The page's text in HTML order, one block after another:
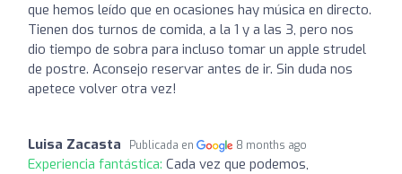
que hemos leído que en ocasiones hay música en directo.
Tienen dos turnos de comida, a la 1 y a las 3, pero nos
dio tiempo de sobra para incluso tomar un apple strudel
de postre. Aconsejo reservar antes de ir. Sin duda nos
apetece volver otra vez!
Luisa Zacasta Publicada en 8 months ago
Experiencia fantástica: Cada vez que podemos,